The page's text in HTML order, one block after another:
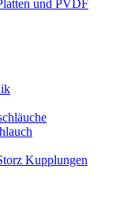
und PVDF
Kupplungen